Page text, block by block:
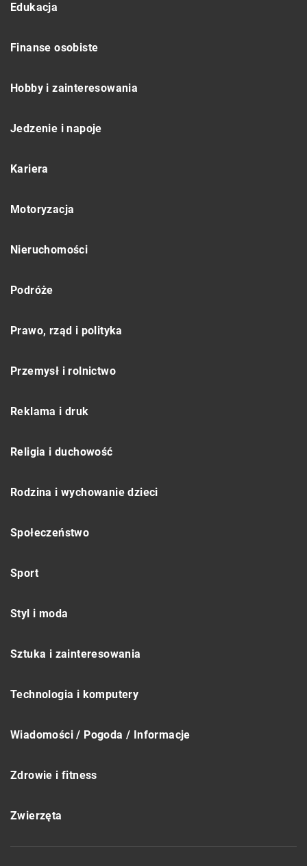
Edukacja
Finanse osobiste
Hobby i zainteresowania
Jedzenie i napoje
Kariera
Motoryzacja
Nieruchomości
Podróże
Prawo, rząd i polityka
Przemysł i rolnictwo
Reklama i druk
Religia i duchowość
Rodzina i wychowanie dzieci
Społeczeństwo
Sport
Styl i moda
Sztuka i zainteresowania
Technologia i komputery
Wiadomości / Pogoda / Informacje
Zdrowie i fitness
Zwierzęta